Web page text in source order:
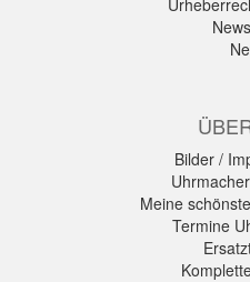
Bilder /
Meine
Termine